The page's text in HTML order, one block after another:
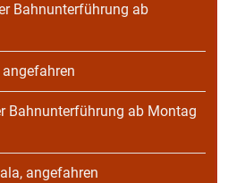
Bahnunterführung ab
Bahnunterführung ab Montag
angefahren